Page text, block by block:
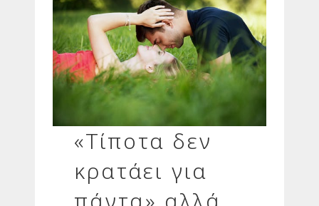
«Τίποτα δεν
κρατάει για